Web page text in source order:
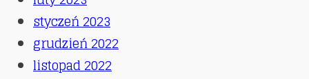
styczeń 2023
grudzień 2022
listopad 2022